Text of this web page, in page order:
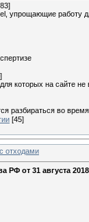
упрощающие работу
которых на сайте не
разбираться во
[45]
отходами
РФ от 31 августа